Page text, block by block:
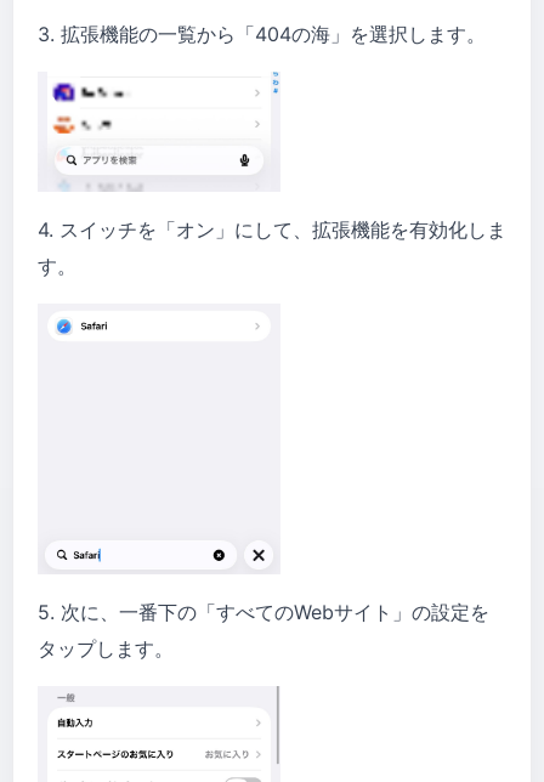
3. 拡張機能の一覧から「404の海」を選択します。
4. スイッチを「オン」にして、拡張機能を有効化しま
す。
5. 次に、一番下の「すべてのWebサイト」の設定を
タップします。